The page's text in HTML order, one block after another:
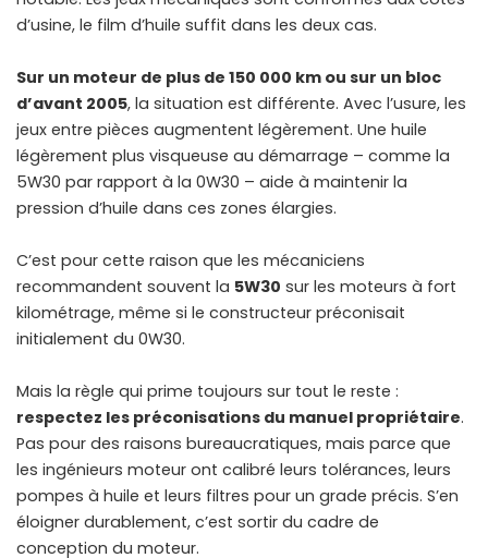
d’usine, le film d’huile suffit dans les deux cas.
Sur un moteur de plus de 150 000 km ou sur un bloc
d’avant 2005, la situation est différente. Avec l’usure, les
jeux entre pièces augmentent légèrement. Une huile
légèrement plus visqueuse au démarrage – comme la
5W30 par rapport à la 0W30 – aide à maintenir la
pression d’huile dans ces zones élargies.
C’est pour cette raison que les mécaniciens
recommandent souvent la 5W30 sur les moteurs à fort
kilométrage, même si le constructeur préconisait
initialement du 0W30.
Mais la règle qui prime toujours sur tout le reste :
respectez les préconisations du manuel propriétaire.
Pas pour des raisons bureaucratiques, mais parce que
les ingénieurs moteur ont calibré leurs tolérances, leurs
pompes à huile et leurs filtres pour un grade précis. S’en
éloigner durablement, c’est sortir du cadre de
conception du moteur.